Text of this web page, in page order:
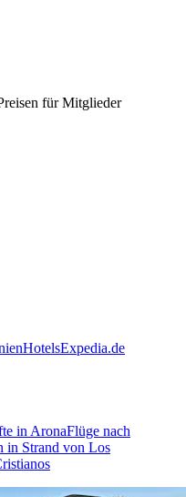
für Mitglieder
HotelsExpedia.de
in AronaFlüge nach
in Strand von Los